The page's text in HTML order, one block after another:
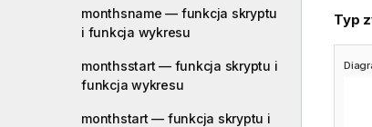
monthsname — funkcja skryptu
i funkcja wykresu
monthsstart — funkcja skryptu i
funkcja wykresu
monthstart — funkcja skryptu i
Typ